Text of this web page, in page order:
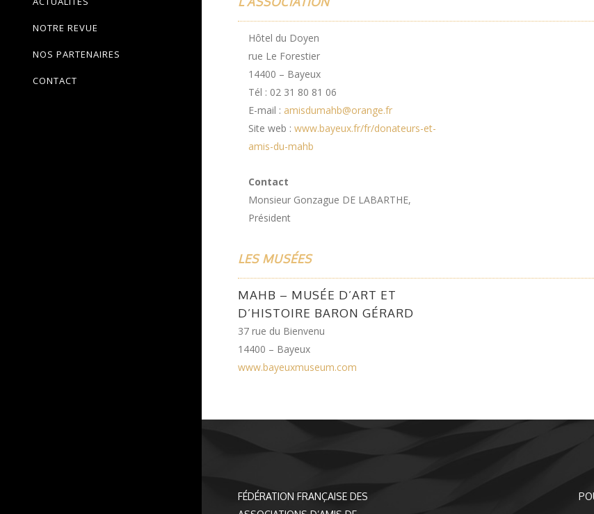
NOTRE REVUE
NOS PARTENAIRES
CONTACT
Hôtel du Doyen
rue Le Forestier
14400 – Bayeux
Tél : 02 31 80 81 06
E-mail : amisdumahb@orange.fr
Site web : www.bayeux.fr/fr/donateurs-et-
amis-du-mahb
Contact
Monsieur Gonzague DE LABARTHE,
Président
LES MUSÉES
MAHB – MUSÉE D’ART ET
D’HISTOIRE BARON GÉRARD
37 rue du Bienvenu
14400 – Bayeux
www.bayeuxmuseum.com
FÉDÉRATION FRANÇAISE DES